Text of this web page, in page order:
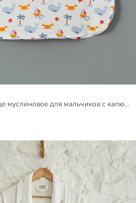
Пончо-полотенце муслиновое для мальчиков с капюшоном